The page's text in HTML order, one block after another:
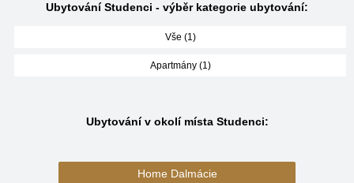
Ubytování Studenci - výběr kategorie ubytování:
Vše (1)
Apartmány (1)
Ubytování v okolí místa Studenci:
Home Dalmácie